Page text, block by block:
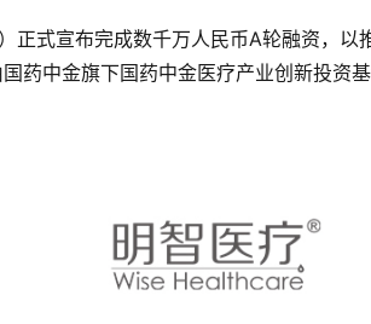
）正式宣布完成数千万人民币A轮融资，以
药中金旗下国药中金医疗产业创新投资